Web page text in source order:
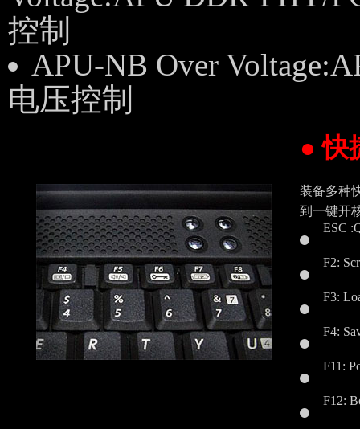
控制
APU-NB Over
电压控制
● 快
装备多种
到一键开
ESC
F2:
F3:
F4:
F11:
F12: